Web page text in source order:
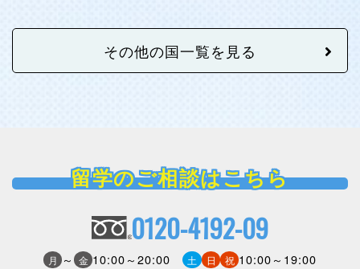
その他の国一覧を見る
留学のご相談はこちら
0120-4192-09
月 ～ 金 10:00～20:00 土 日 祝 10:00～19:00